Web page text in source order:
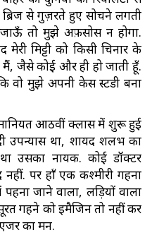
ब्रिज से गुज़रते हुए सोचने लगती
तो मुझे अफ़सोस न होगा.
मिट्टी को किसी चिनार के
जैसे कोई और ही हो जाती हूँ.
वो मुझे अपनी केस स्टडी बना
आठवीं क्लास में शुरू हुई
उपन्यास था, शायद शलभ का
उसका नायक. कोई डॉक्टर
पर हाँ एक कश्मीरी गहना
जाने वाला, लड़ियों वाला
गहने को इमैजिन तो नहीं कर
का मन.